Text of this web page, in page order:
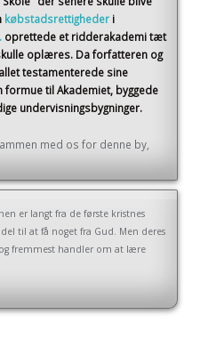
købstadsrettigheder i
oprettede et ridderakademi tæt
oplæres. Da forfatteren og
testamenterede sine
til Akademiet, byggede
undervisningsbygninger.
med os for denne by,
er langt fra de første kristnes
til at få noget fra Gud. Men deres
fremmest handler om at lære